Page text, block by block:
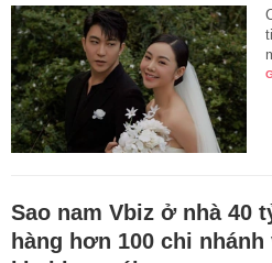
Sao nam Vbiz ở nhà 40
hàng hơn 100 chi